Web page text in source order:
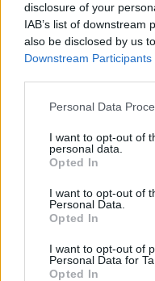
disclosure of your
IAB’s list of downstream
also be disclosed by us
Downstream Participants
Personal Data
I want to opt-out of
personal data.
Opted In
I want to opt-out of
Personal Data.
Opted In
I want to opt-out of
Personal Data for
Opted In
H Δώρα Παντέλη
την τοξικότητα
έχει να
ανδροκρατούμενο
«Έχει μία
επάγγελμα.
αποθεώσουν και
μαζί σου και την